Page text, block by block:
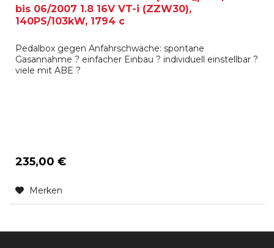
bis 06/2007 1.8 16V VT-i (ZZW30),
140PS/103kW, 1794 c
Pedalbox gegen Anfahrschwäche: spontane
Gasannahme ? einfacher Einbau ? individuell einstellbar ?
viele mit ABE ?
235,00 €
Merken